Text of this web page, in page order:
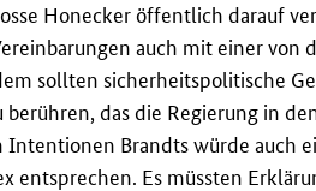
Honecker öffentlich darauf
auch mit einer von
sollten sicherheitspolitische
das die Regierung in
Brandts würde auch
entsprechen. Es müssten